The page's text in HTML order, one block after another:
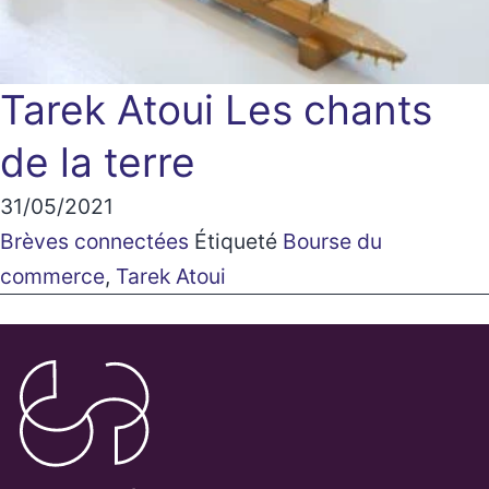
Tarek Atoui Les chants
de la terre
31/05/2021
Brèves connectées Étiqueté Bourse du
commerce, Tarek Atoui